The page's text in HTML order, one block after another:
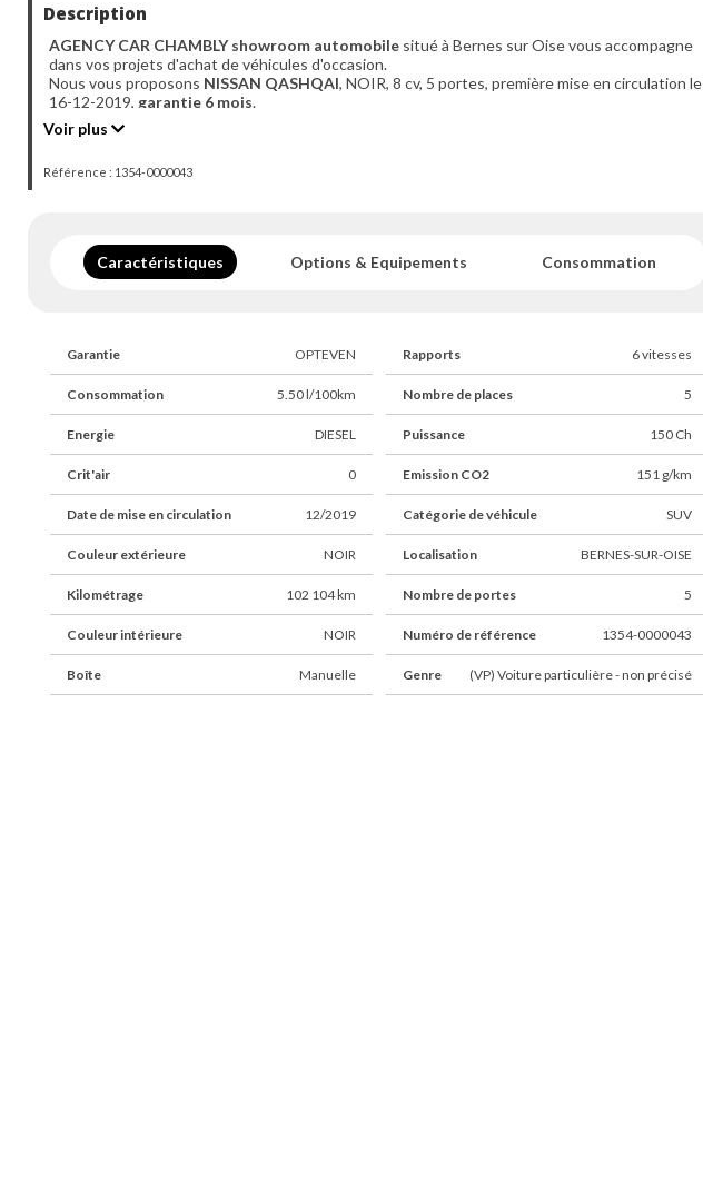
Description
AGENCY CAR CHAMBLY showroom automobile situé à Bernes sur Oise vous accompagne
dans vos projets d'achat de véhicules d'occasion.
Nous vous proposons NISSAN QASHQAI, NOIR, 8 cv, 5 portes, première mise en circulation le
16-12-2019, garantie 6 mois.
Véhicule visible
Du mardi au vendredi 10h - 18h00 et le samedi de 10h - 17h
- Possibilité d'extension de garantie de 24 à 48 mois.
Voir plus
Référence : 1354-0000043
Caractéristiques Options & Equipements Consommation
Garantie OPTEVEN
Consommation 5.50 l/100km
Energie DIESEL
Crit'air 0
Date de mise en circulation 12/2019
Couleur extérieure NOIR
Kilométrage 102 104 km
Couleur intérieure NOIR
Boîte Manuelle
Rapports 6 vitesses
Nombre de places 5
Puissance 150 Ch
Emission CO2 151 g/km
Catégorie de véhicule SUV
Localisation BERNES-SUR-OISE
Nombre de portes 5
Numéro de référence 1354-0000043
Genre (VP) Voiture particulière - non précisé